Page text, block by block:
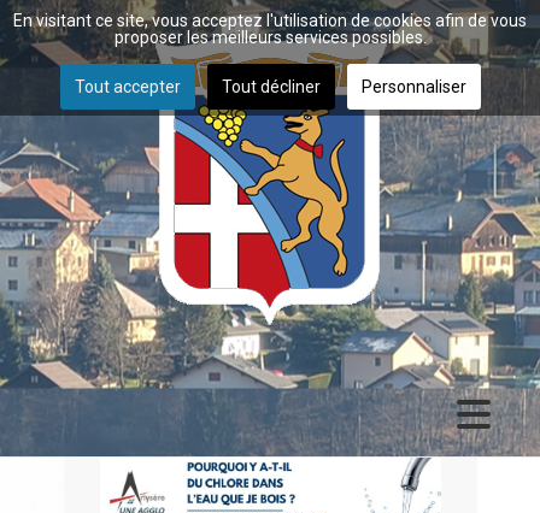
En visitant ce site, vous acceptez l'utilisation de cookies afin de vous
proposer les meilleurs services possibles.
Tout accepter Tout décliner Personnaliser